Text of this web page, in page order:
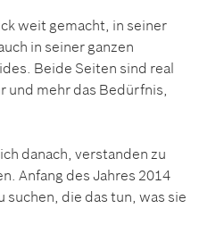
weit gemacht, in seiner
in seiner ganzen
Beide Seiten sind real
und mehr das Bedürfnis,
danach, verstanden zu
Anfang des Jahres 2014
suchen, die das tun, was sie